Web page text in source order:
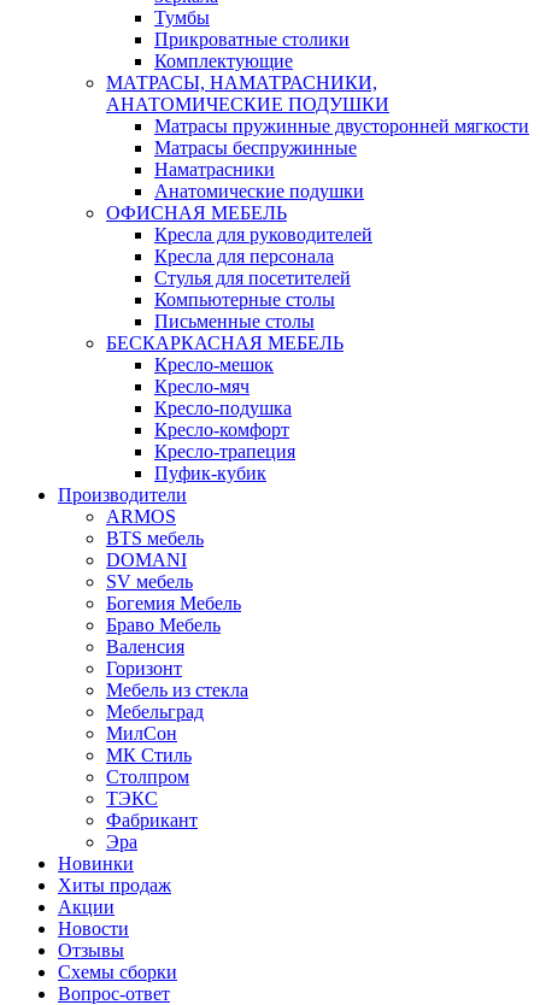
Тумбы
Прикроватные столики
Комплектующие
МАТРАСЫ, НАМАТРАСНИКИ,
АНАТОМИЧЕСКИЕ ПОДУШКИ
Матрасы пружинные двусторонней мягкости
Матрасы беспружинные
Наматрасники
Анатомические подушки
ОФИСНАЯ МЕБЕЛЬ
Кресла для руководителей
Кресла для персонала
Стулья для посетителей
Компьютерные столы
Письменные столы
БЕСКАРКАСНАЯ МЕБЕЛЬ
Кресло-мешок
Кресло-мяч
Кресло-подушка
Кресло-комфорт
Кресло-трапеция
Пуфик-кубик
Производители
ARMOS
BTS мебель
DOMANI
SV мебель
Богемия Мебель
Браво Мебель
Валенсия
Горизонт
Мебель из стекла
Мебельград
МилСон
МК Стиль
Столпром
ТЭКС
Фабрикант
Эра
Новинки
Хиты продаж
Акции
Новости
Отзывы
Схемы сборки
Вопрос-ответ